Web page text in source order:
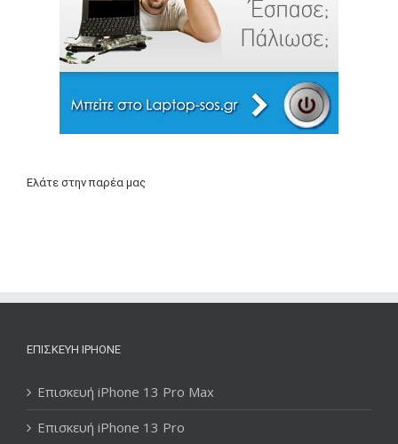
Ελάτε στην παρέα μας
ΕΠΙΣΚΕΥΉ IPHONE
Επισκευή iPhone 13 Pro Max
Επισκευή iPhone 13 Pro